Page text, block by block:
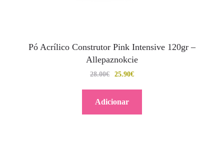
Pó Acrílico Construtor Pink Intensive 120gr –
Allepaznokcie
28.00€ 25.90€
Adicionar